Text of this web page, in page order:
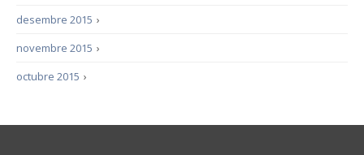
›
desembre 2015
›
novembre 2015
›
octubre 2015